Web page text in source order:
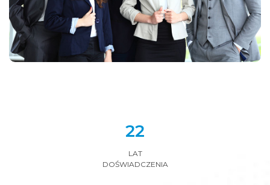
25
LAT
DOŚWIADCZENIA